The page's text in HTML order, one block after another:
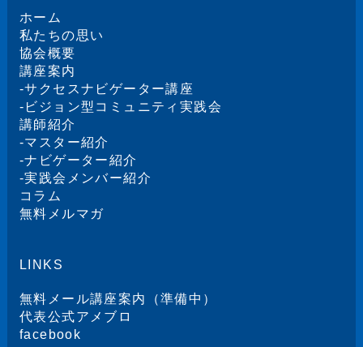
ホーム
私たちの思い
協会概要
講座案内
-サクセスナビゲーター講座
- ビジョン型コミュニティ実践会
講師紹介
-マスター紹介
-ナビゲーター紹介
-実践会メンバー紹介
コラム
無料メルマガ
LINKS
無料メール講座案内（準備中）
代表公式アメブロ
facebook